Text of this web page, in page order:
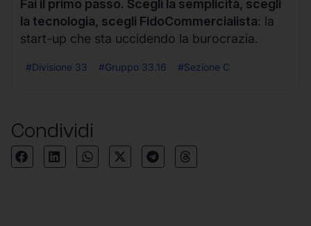
Fai il primo passo. Scegli la semplicità, scegli
la tecnologia, scegli FidoCommercialista: la
start-up che sta uccidendo la burocrazia.
#Divisione 33 #Gruppo 33.16 #Sezione C
Condividi